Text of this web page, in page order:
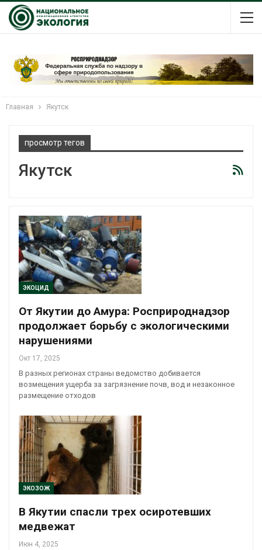
Главная Якутск
просмотр тегов
Якутск
ЭКОЦИД
От Якутии до Амура: Росприроднадзор
продолжает борьбу с экологическими
нарушениями
Окт 17, 2025
В разных регионах страны ведомство добивается
возмещения ущерба за загрязнение почв, вод и незаконное
размещение отходов
ЭКОЗОЖ
В Якутии спасли трех осиротевших
медвежат
Июн 4, 2025